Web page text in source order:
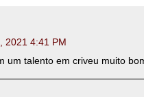
2021 4:41 PM
um talento em criveu muito